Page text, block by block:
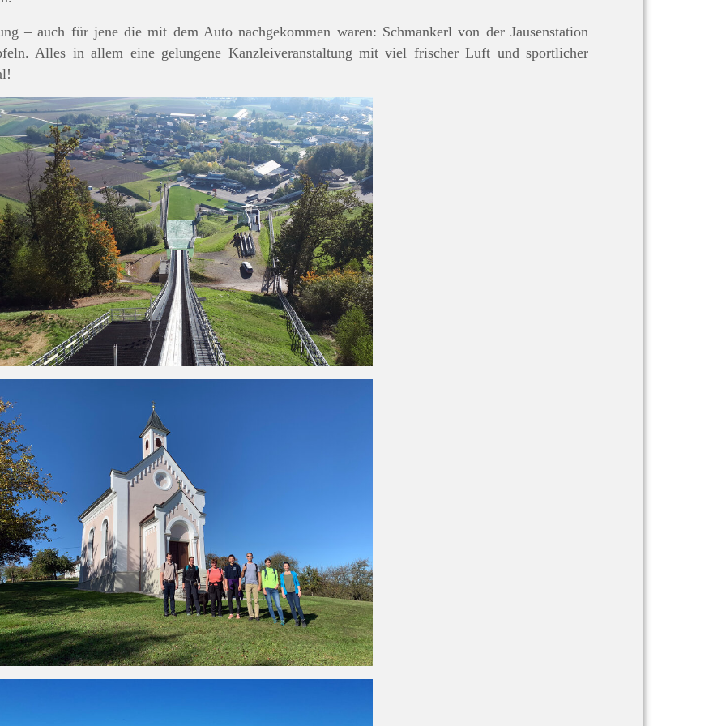
– auch für jene die mit dem Auto nachgekommen waren: Schmankerl von der Jausenstation
Alles in allem eine gelungene Kanzleiveranstaltung mit viel frischer Luft und sportlicher